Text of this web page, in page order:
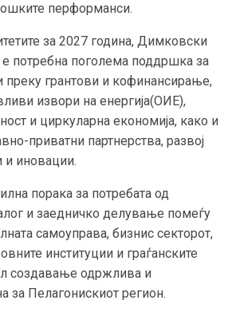
перформанси.
за 2027 година, Димковски
потребна поголема поддршка за
преку грантови и кофинансирање,
извори на енергија(ОИЕ),
и циркуларна економија, како и
приватни партнерства, развој
и иновации.
порака за потребата од
и заедничко делување помеѓу
самоуправа, бизнис секторот,
институции и граѓанските
создавање одржлива и
за Пелагонискиот регион.